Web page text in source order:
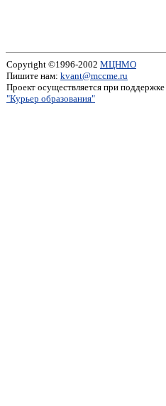
Copyright ©1996-2002 МЦНМО
Пишите нам: kvant@mccme.ru
Проект осуществляется при поддержке
"Курьер образования"